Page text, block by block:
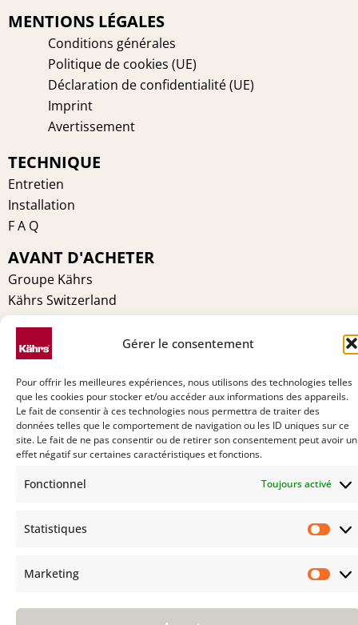
Gérer le consentement
Pour offrir les meilleures expériences, nous utilisons des technologies telles
que les cookies pour stocker et/ou accéder aux informations des appareils.
Le fait de consentir à ces technologies nous permettra de traiter des
données telles que le comportement de navigation ou les ID uniques sur ce
site. Le fait de ne pas consentir ou de retirer son consentement peut avoir un
effet négatif sur certaines caractéristiques et fonctions.
Fonctionnel Toujours activé
Statistiques
Marketing
MENTIONS LÉGALES
Conditions générales
Politique de cookies (UE)
Déclaration de confidentialité (UE)
Imprint
Avertissement
TECHNIQUE
Entretien
Installation
F A Q
AVANT D'ACHETER
Groupe Kährs
Kährs Switzerland
Environnement
Certifications
Pourquoi Kährs
Contact